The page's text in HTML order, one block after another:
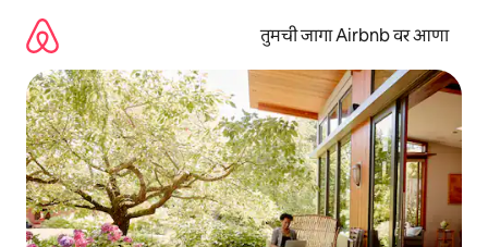
तुमची जागा Airbnb वर आणा